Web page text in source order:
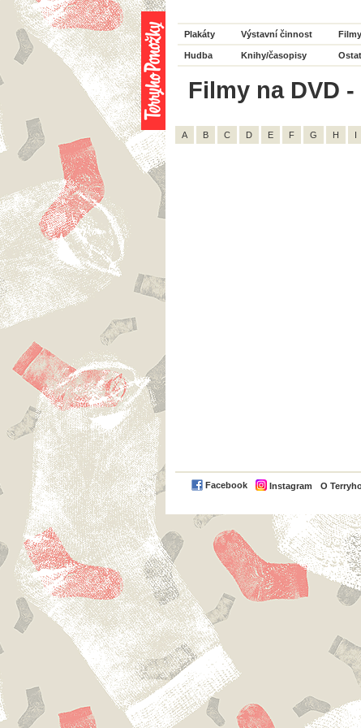
Plakáty Výstavní činnost
Hudba Knihy/časopisy
Filmy na DVD
A B C D E F G H I
Facebook Instagram O